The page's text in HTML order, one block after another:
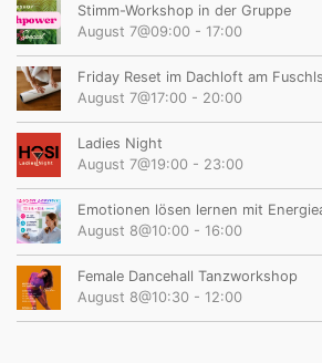
Stimm-Workshop in der Gruppe
August 7@09:00 - 17:00
Friday Reset im Dachloft am
August 7@17:00 - 20:00
Ladies Night
August 7@19:00 - 23:00
Emotionen lösen lernen mit
August 8@10:00 - 16:00
Female Dancehall Tanzworkshop
August 8@10:30 - 12:00